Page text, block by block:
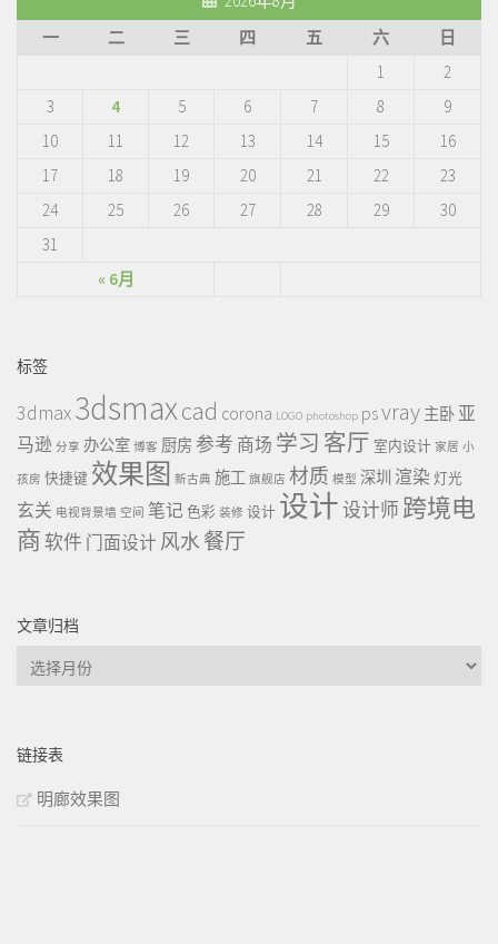
一
二 三 四 五 六 日
« 6月
1
2
3
4 5 6 7 8
9
10
11 12 13 14 15
16
17
18 19 20 21 22
23
24
25 26 27 28 29
30
31
标签
3dmax3dsmaxcad corona LOGO photoshop psvray 主卧 亚
马逊 分享 办公室 博客 厨房 参考 商场 学习 客厅 室内设计 家居 小
孩房 快捷键 效果图 新古典 施工 旗舰店 材质 模型 深圳 渲染 灯光
玄关 电视背景墙 空间 笔记 色彩 装修 设计 设计设计师 跨境电
商软件 门面设计 风水 餐厅
文章归档
文
链接表
明廊效果图